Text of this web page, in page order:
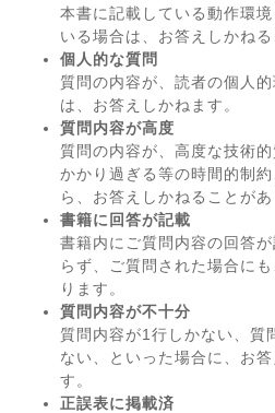
本書に記載している動作環
いる場合は、お答えしかねる
個人的な質問
質問の内容が、読者の個人
は、お答えしかねます。
質問内容が高度
質問の内容が、高度な技術
かかり過ぎる等の時間的制
ら、お答えしかねることがあ
書籍に回答が記載
書籍内にご質問内容の回答
らず、ご質問された場合に
ります。
質問内容が不十分
質問内容が1行しかない、質
ない、といった場合に、お
す。
正誤表に掲載済